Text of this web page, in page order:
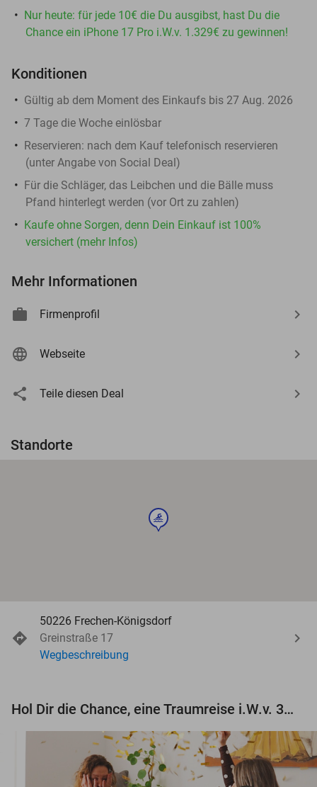
Nur heute: für jede 10€ die Du ausgibst, hast Du die
Chance ein iPhone 17 Pro i.W.v. 1.329€ zu gewinnen!
Konditionen
Gültig ab dem Moment des Einkaufs bis 27 Aug. 2026
7 Tage die Woche einlösbar
Reservieren: nach dem Kauf telefonisch reservieren
(unter Angabe von Social Deal)
Für die Schläger, das Leibchen und die Bälle muss
Pfand hinterlegt werden (vor Ort zu zahlen)
Kaufe ohne Sorgen, denn Dein Einkauf ist 100%
versichert (mehr Infos)
Mehr Informationen
Firmenprofil
Webseite
Teile diesen Deal
Standorte
sport
50226 Frechen-Königsdorf
Greinstraße 17
Wegbeschreibung
Hol Dir die Chance, eine Traumreise i.W.v. 3.000 € zu gewinnen!